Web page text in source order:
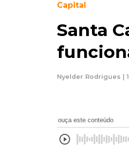
Capital
Santa
Nyelder Rodrigues |
ouça este conteúdo